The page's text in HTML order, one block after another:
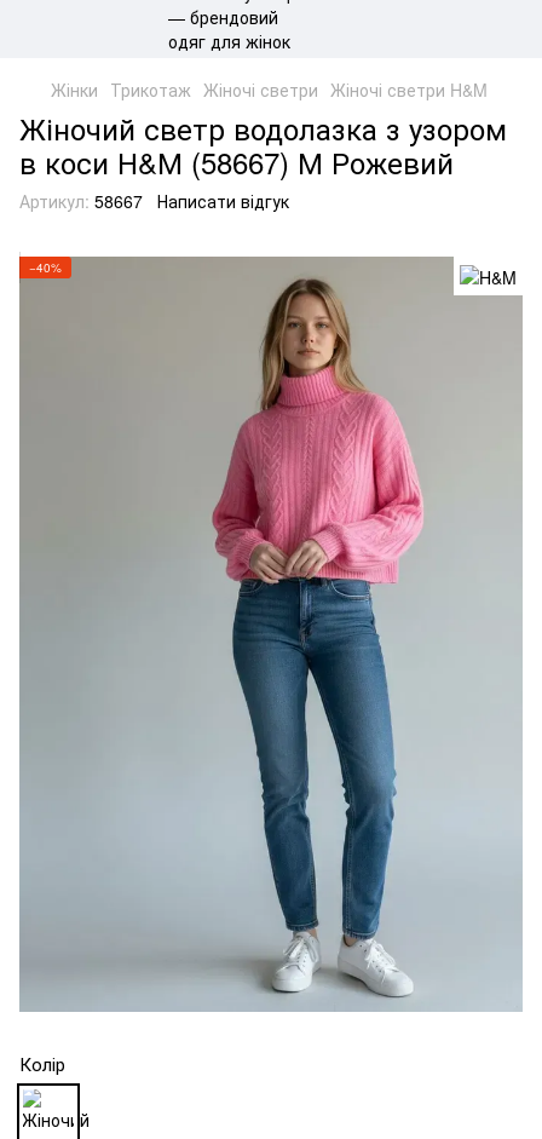
Жінки Трикотаж Жіночі светри Жіночі светри H&M
Жіночий светр водолазка з узором
в коси Н&М (58667) М Рожевий
Артикул: 58667 Написати відгук
−40%
Колір